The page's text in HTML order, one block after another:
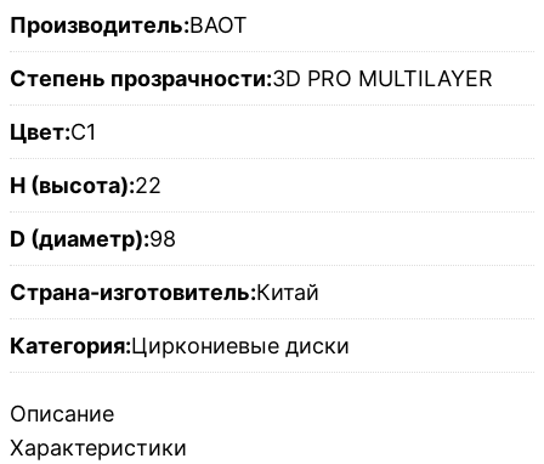
Производитель:BAOT
Степень прозрачности:3D PRO MULTILAYER
Цвет:C1
H (высота):22
D (диаметр):98
Страна-изготовитель:Китай
Категория:Циркониевые диски
Описание
Характеристики